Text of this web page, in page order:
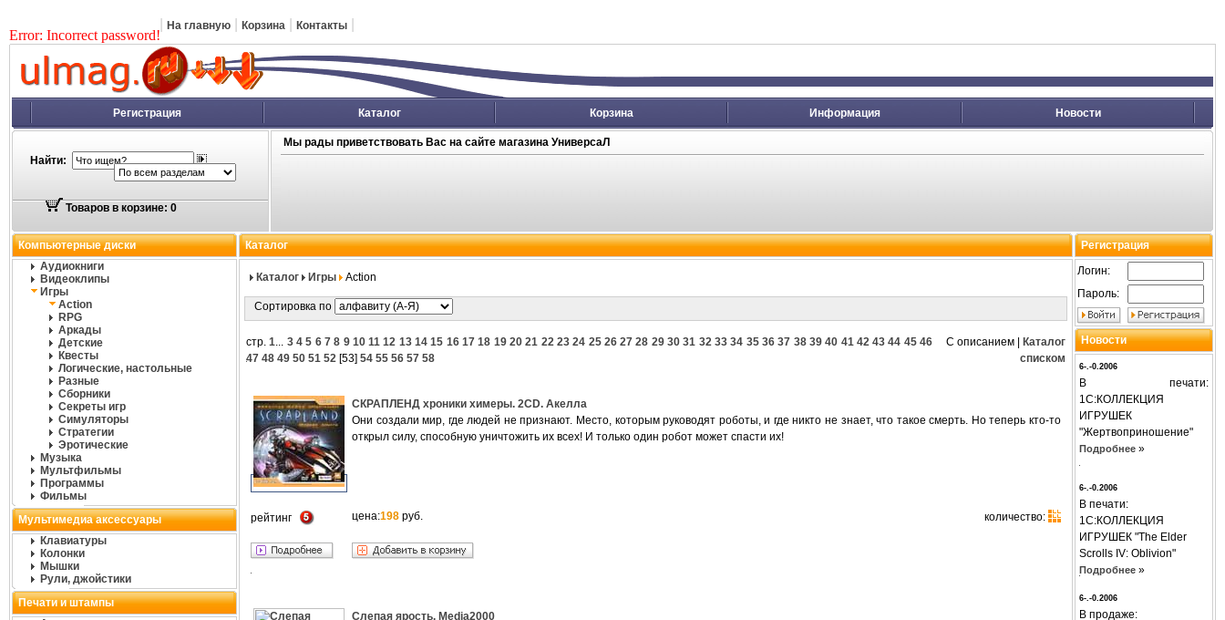
Error: Incorrect password!
На главную Корзина Контакты
Регистрация Каталог Корзина Информация Новости
Найти:
Товаров в корзине: 0
Мы рады приветствовать Вас на сайте магазина УниверсаЛ
Компьютерные диски
Аудиокниги
Видеоклипы
Игры
Action
RPG
Аркады
Детские
Квесты
Логические, настольные
Разные
Сборники
Секреты игр
Симуляторы
Стратегии
Эротические
Музыка
Мультфильмы
Программы
Фильмы
Мультимедиа аксессуары
Клавиатуры
Колонки
Мышки
Рули, джойстики
Печати и штампы
Каталог
Каталог Игры Action
Сортировка по
стр.1... 3 4 5 6 7 8 9 10 11 12 13 14 15 16 17 18 19 20 21 22 23 24 25 26 27 28 29 30 31 32 33 34 35 36 37 38 39 40 41 42 43 44 45 46
47 48 49 50 51 52 [53] 54 55 56 57 58
С описанием
Каталог
списком
СКРАПЛЕНД хроники химеры. 2CD. Акелла
Они создали мир, где людей не признают. Место, которым руководят роботы, и где никто не знает, что такое смерть. Но теперь кто-то
открыл силу, способную уничтожить их всех! И только один робот может спасти их!
рейтинг цена:198 руб. количество:
Слепая ярость. Media2000
Регистрация
Логин:
Пароль:
Новости
6-.-0.2006
В печати:
1С:КОЛЛЕКЦИЯ
ИГРУШЕК
"Жертвоприношение"
Подробнее »
6-.-0.2006
В печати:
1С:КОЛЛЕКЦИЯ
ИГРУШЕК "The Elder
Scrolls IV: Oblivion"
Подробнее »
6-.-0.2006
В продаже: